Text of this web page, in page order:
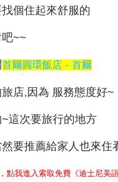
個住起來舒服的
~~
首爾圓環飯店 - 首爾
店,因為 服務態度好~
這次要旅行的地方
要推薦給家人也來住
點我進入索取免費《迪士尼美